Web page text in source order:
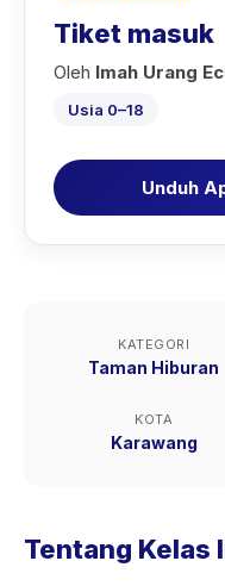
Tiket masuk
Oleh Imah Urang
Usia 0–18
Unduh
KATEGORI
Taman Hiburan
KOTA
Karawang
Tentang Kelas